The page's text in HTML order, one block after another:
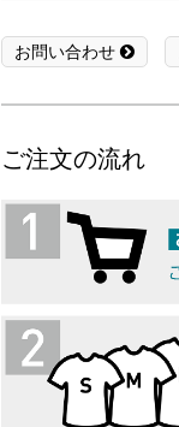
お問い合わせ
ご注文の流れ